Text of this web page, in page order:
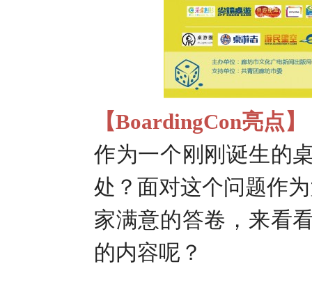
【BoardingCon亮点】
作为一个刚刚诞生的
处？面对这个问题作
家满意的答卷，来看
的内容呢？